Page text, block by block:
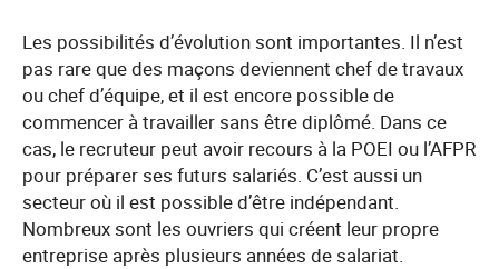
Les possibilités d’évolution sont importantes. Il n’est
pas rare que des maçons deviennent chef de travaux
ou chef d’équipe, et il est encore possible de
commencer à travailler sans être diplômé. Dans ce
cas, le recruteur peut avoir recours à la POEI ou l’AFPR
pour préparer ses futurs salariés. C’est aussi un
secteur où il est possible d’être indépendant.
Nombreux sont les ouvriers qui créent leur propre
entreprise après plusieurs années de salariat.